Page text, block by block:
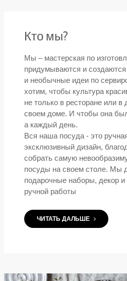
Кто мы?
Мы – мастерская по
придумываются и
и необычные идеи по
хотим, чтобы культура
не только в ресторане или в
своем доме. И чтобы она
а каждый день.
Вся наша посуда - это
эксклюзивный дизайн,
собрать самую
посуды на своем столе. Мы
подарочные наборы, декор
ручной работы
ЧИТАТЬ ДАЛЬШЕ